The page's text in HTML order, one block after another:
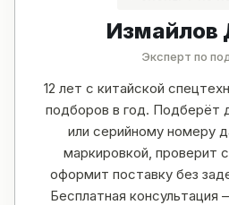
Измайлов
Эксперт по
12 лет с китайской
подборов в год. Подберёт
или серийному номеру
маркировкой, проверит
оформит поставку без
Бесплатная